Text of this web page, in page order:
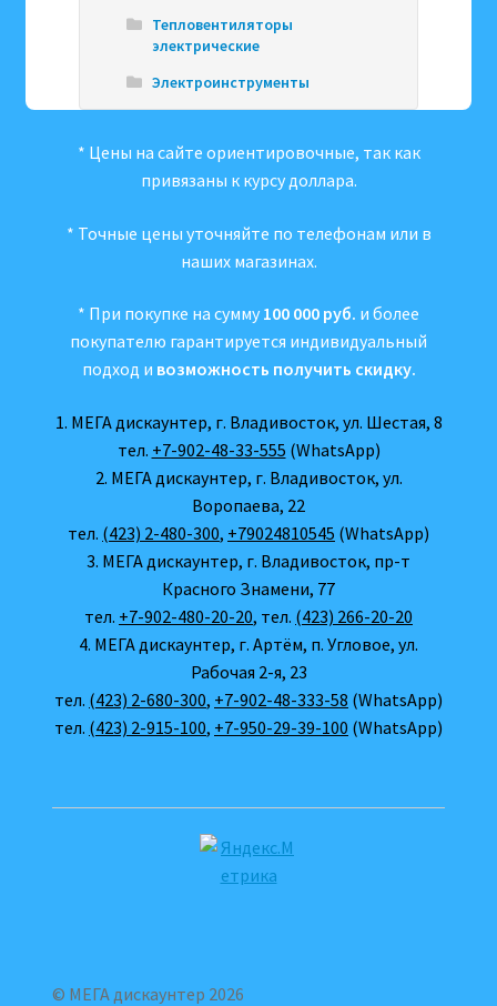
Тепловентиляторы
электрические
Электроинструменты
* Цены на сайте ориентировочные, так как
привязаны к курсу доллара.
* Точные цены уточняйте по телефонам или в
наших магазинах.
* При покупке на сумму 100 000 руб. и более
покупателю гарантируется индивидуальный
подход и возможность получить скидку.
1. МЕГА дискаунтер, г. Владивосток, ул. Шестая, 8
тел. +7-902-48-33-555 (WhatsApp)
2. МЕГА дискаунтер, г. Владивосток, ул.
Воропаева, 22
тел. (423) 2-480-300, +79024810545 (WhatsApp)
3. МЕГА дискаунтер, г. Владивосток, пр-т
Красного Знамени, 77
тел. +7-902-480-20-20, тел. (423) 266-20-20
4. МЕГА дискаунтер, г. Артём, п. Угловое, ул.
Рабочая 2-я, 23
тел. (423) 2-680-300, +7-902-48-333-58 (WhatsApp)
тел. (423) 2-915-100, +7-950-29-39-100 (WhatsApp)
© МЕГА дискаунтер 2026